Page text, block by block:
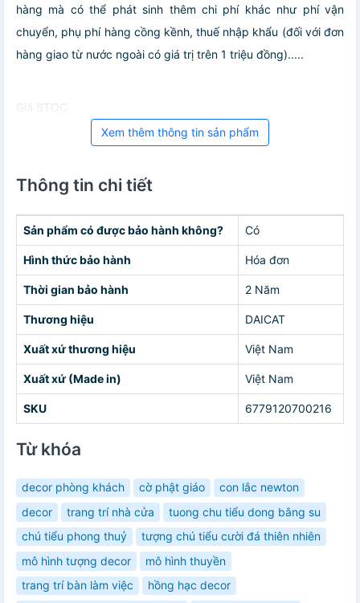
hàng mà có thể phát sinh thêm chi phí khác như phí vận
chuyển, phụ phí hàng cồng kềnh, thuế nhập khẩu (đối với đơn
hàng giao từ nước ngoài có giá trị trên 1 triệu đồng).....
Giá STOC
Xem thêm thông tin sản phẩm
Thông tin chi tiết
Sản phẩm có được bảo hành không? Có
Hình thức bảo hành Hóa đơn
Thời gian bảo hành 2 Năm
Thương hiệu DAICAT
Xuất xứ thương hiệu Việt Nam
Xuất xứ (Made in) Việt Nam
SKU 6779120700216
Từ khóa
decor phòng khách cờ phật giáo
con lắc newton
decor
trang trí nhà cửa
tuong chu tiểu dong bằng su
chú tiểu phong thuỷ
tượng chú tiểu cười đá thiên nhiên
mô hình tượng decor
mô hình thuyền
trang trí bàn làm việc
hồng hạc decor